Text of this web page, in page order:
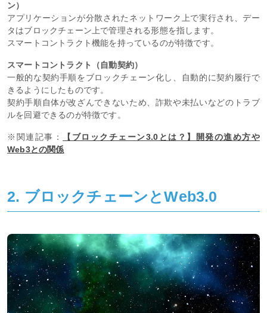
ン）
アプリケーションが分散されたネットワーク上で実行され、デー
タはブロックチェーン上で管理される形態を指します。
スマートコントラクト機能を持っているのが特徴です。
スマートコントラクト（自動契約）
一般的な契約手順をブロックチェーン化し、自動的に契約履行で
きるようにしたものです。
契約手順自体が改ざんできないため、詐欺や未払いなどのトラブ
ルを回避できるのが特徴です。
※関連記事：
【ブロックチェーン3.0とは？】開発の進め方や
Web3との関係
2. ブロックチェーンとWeb3.0